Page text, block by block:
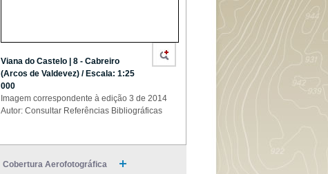
Viana do Castelo | 8 - Cabreiro
(Arcos de Valdevez) / Escala: 1:25
000
Imagem correspondente à edição 3 de 2014
Autor: Consultar Referências Bibliográficas
Cobertura Aerofotográfica